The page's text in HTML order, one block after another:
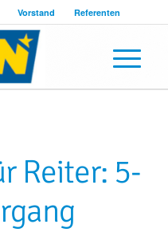
Vorstand Referenten
Reiter: 5-